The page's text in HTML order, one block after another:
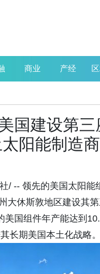
商业 产经
国建设第
阳能制造商
/ -- 领先的美国太阳能
大休斯敦地区建设其
美国组件年产能达到
长期美国本土化战略